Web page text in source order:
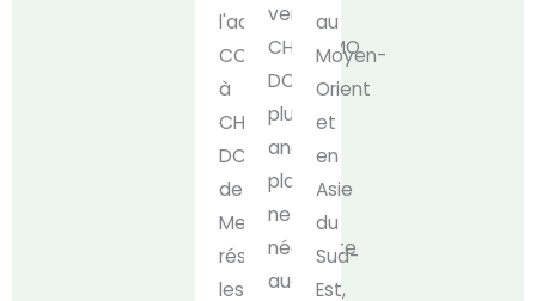
l'adaptateur
CCS2
à
CHAdeMO
DC
de
Mekel
résout
les
vers
CHAdeMO
DC
plug-
and-
play
ne
nécessite
aucune
au
Moyen-
Orient
et
en
Asie
du
Sud-
Est,